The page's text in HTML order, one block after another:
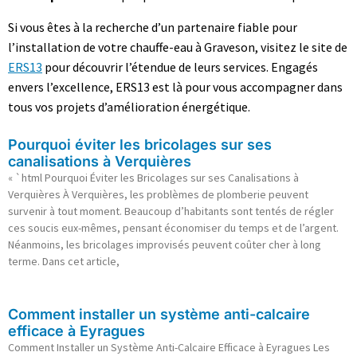
Si vous êtes à la recherche d’un partenaire fiable pour
l’installation de votre chauffe-eau à Graveson, visitez le site de
ERS13 pour découvrir l’étendue de leurs services. Engagés
envers l’excellence, ERS13 est là pour vous accompagner dans
tous vos projets d’amélioration énergétique.
Pourquoi éviter les bricolages sur ses
canalisations à Verquières
« `html Pourquoi Éviter les Bricolages sur ses Canalisations à
Verquières À Verquières, les problèmes de plomberie peuvent
survenir à tout moment. Beaucoup d’habitants sont tentés de régler
ces soucis eux-mêmes, pensant économiser du temps et de l’argent.
Néanmoins, les bricolages improvisés peuvent coûter cher à long
terme. Dans cet article,
Comment installer un système anti-calcaire
efficace à Eyragues
Comment Installer un Système Anti-Calcaire Efficace à Eyragues Les